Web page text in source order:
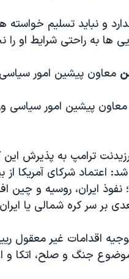
و نباید تسلیم
ها به راحتی شرایط او
معاون پیشین امور سیاسی
پیشین امور سیاسی
ترامپ به پذیرش
اعتماد شرکای آمریکا از
ایران، روسیه و چین
بر سر کره شمالی یا
اقدامات غیر معقول
موضوع جنگ و صلح، اتکا و